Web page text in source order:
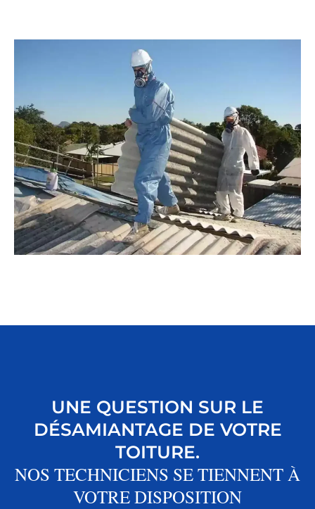
UNE QUESTION SUR LE
DÉSAMIANTAGE DE VOTRE
TOITURE.
NOS TECHNICIENS SE TIENNENT À
VOTRE DISPOSITION